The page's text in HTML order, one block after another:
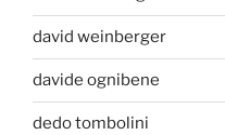
david weinberger
davide ognibene
dedo tombolini